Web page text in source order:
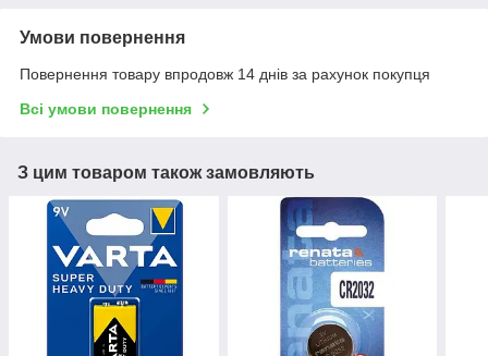
Умови повернення
Повернення товару впродовж 14 днів за рахунок покупця
Всі умови повернення
З цим товаром також замовляють